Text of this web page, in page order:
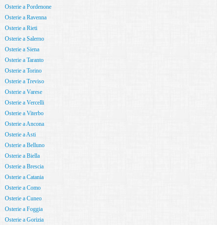
Osterie a Pordenone
Osterie a Ravenna
Osterie a Rieti
Osterie a Salerno
Osterie a Siena
Osterie a Taranto
Osterie a Torino
Osterie a Treviso
Osterie a Varese
Osterie a Vercelli
Osterie a Viterbo
Osterie a Ancona
Osterie a Asti
Osterie a Belluno
Osterie a Biella
Osterie a Brescia
Osterie a Catania
Osterie a Como
Osterie a Cuneo
Osterie a Foggia
Osterie a Gorizia